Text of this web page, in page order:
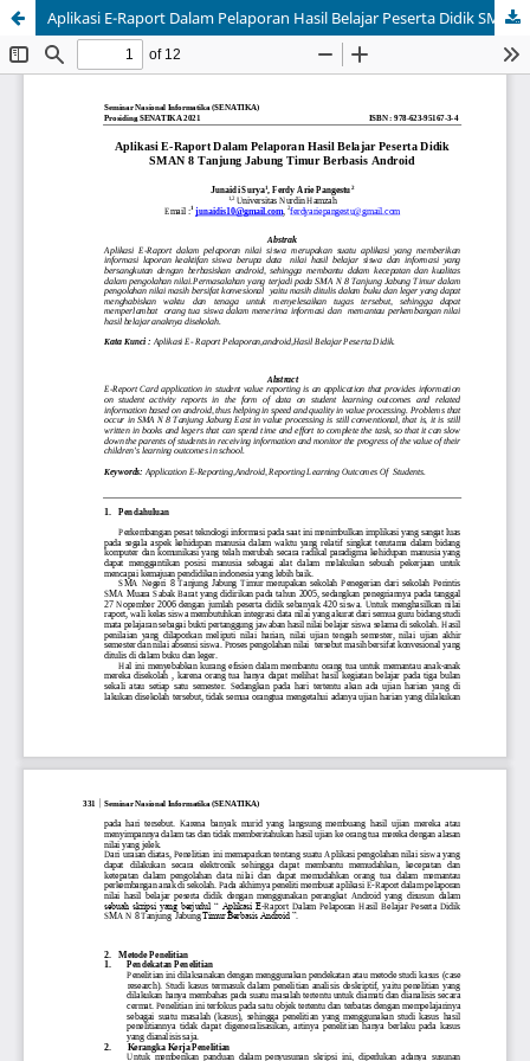
Aplikasi E-Raport Dalam Pelaporan Hasil Belajar Peserta Didik SMAN 8 Tanjung Jabung Timur Berbasis Android